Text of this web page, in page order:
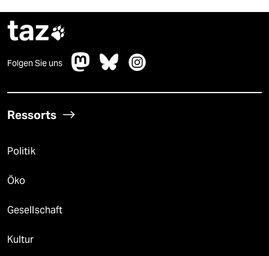
taz
Folgen Sie uns
Ressorts
Politik
Öko
Gesellschaft
Kultur